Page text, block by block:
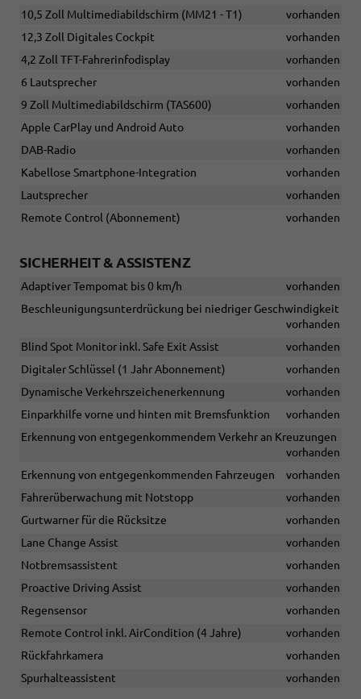
10,5 Zoll Multimediabildschirm (MM21 - T1)
vorhanden
12,3 Zoll Digitales Cockpit
vorhanden
4,2 Zoll TFT-Fahrerinfodisplay
vorhanden
6 Lautsprecher
vorhanden
9 Zoll Multimediabildschirm (TAS600)
vorhanden
Apple CarPlay und Android Auto
vorhanden
DAB-Radio
vorhanden
Kabellose Smartphone-Integration
vorhanden
Lautsprecher
vorhanden
Remote Control (Abonnement)
vorhanden
SICHERHEIT & ASSISTENZ
Adaptiver Tempomat bis 0 km/h
vorhanden
Beschleunigungsunterdrückung bei niedriger Geschwindigkeit
vorhanden
Blind Spot Monitor inkl. Safe Exit Assist
vorhanden
Digitaler Schlüssel (1 Jahr Abonnement)
vorhanden
Dynamische Verkehrszeichenerkennung
vorhanden
Einparkhilfe vorne und hinten mit Bremsfunktion
vorhanden
Erkennung von entgegenkommendem Verkehr an Kreuzungen
vorhanden
Erkennung von entgegenkommenden Fahrzeugen
vorhanden
Fahrerüberwachung mit Notstopp
vorhanden
Gurtwarner für die Rücksitze
vorhanden
Lane Change Assist
vorhanden
Notbremsassistent
vorhanden
Proactive Driving Assist
vorhanden
Regensensor
vorhanden
Remote Control inkl. AirCondition (4 Jahre)
vorhanden
Rückfahrkamera
vorhanden
Spurhalteassistent
vorhanden